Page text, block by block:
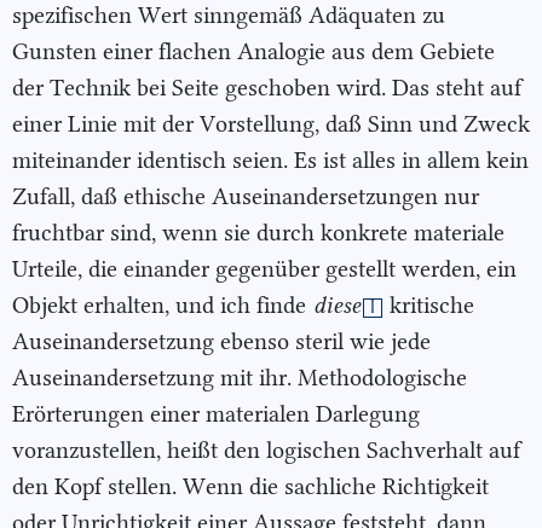
spezifischen Wert sinngemäß Adäquaten zu
Gunsten einer flachen Analogie aus dem Gebiete
der Technik bei Seite geschoben wird. Das steht auf
einer Linie mit der Vorstellung, daß Sinn und Zweck
miteinander identisch seien. Es ist alles in allem kein
Zufall, daß ethische Auseinandersetzungen nur
fruchtbar sind, wenn sie durch konkrete materiale
Urteile, die einander gegenüber gestellt werden, ein
Objekt erhalten, und ich finde diese l
kritische
Auseinandersetzung ebenso steril wie jede
Auseinandersetzung mit ihr. Methodologische
Erörterungen einer materialen Darlegung
voranzustellen, heißt den logischen Sachverhalt auf
den Kopf stellen. Wenn die sachliche Richtigkeit